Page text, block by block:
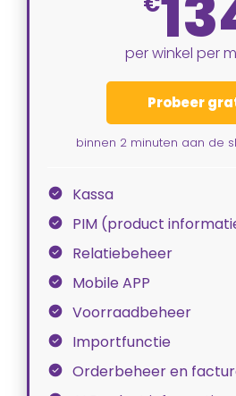
per winkel per
Probeer
binnen 2 minuten aan de
Kassa
PIM (product
Relatiebeheer
Mobile APP
Voorraadbeheer
Importfunctie
Orderbeheer en